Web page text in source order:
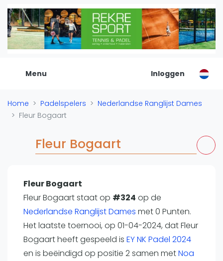
Menu
De Padel Gids
Alle padel locaties
Padelwinkels
Organisatie
Banenbouwers
Overige categorien
Padelscholen
Laatste updates
Padel
Forum
Nieuws
Blog artikelen
Vragen over padel
Inloggen
Home Padelspelers
Nederlandse Ranglijst Dames
Fleur Bogaart
Fleur Bogaart
Fleur Bogaart
Fleur Bogaart staat op #324 op de
Nederlandse Ranglijst Dames met 0 Punten.
Het laatste toernooi, op 01-04-2024, dat Fleur
Bogaart heeft gespeeld is EY NK Padel 2024
en is beëindigd op positie 2 samen metNoa